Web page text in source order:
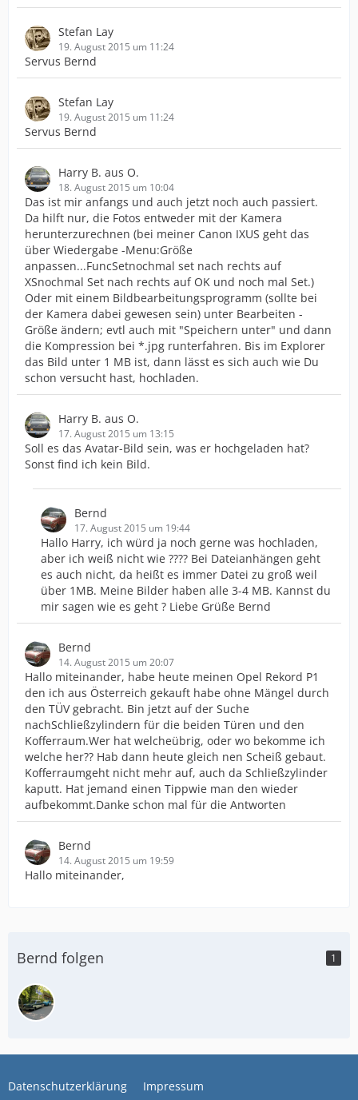
Stefan Lay
19. August 2015 um 11:24
Servus Bernd
Stefan Lay
19. August 2015 um 11:24
Servus Bernd
Harry B. aus O.
18. August 2015 um 10:04
Das ist mir anfangs und auch jetzt noch auch passiert.
Da hilft nur, die Fotos entweder mit der Kamera
herunterzurechnen (bei meiner Canon IXUS geht das
über Wiedergabe -Menu:Größe
anpassen...FuncSetnochmal set nach rechts auf
XSnochmal Set nach rechts auf OK und noch mal Set.)
Oder mit einem Bildbearbeitungsprogramm (sollte bei
der Kamera dabei gewesen sein) unter Bearbeiten -
Größe ändern; evtl auch mit "Speichern unter" und dann
die Kompression bei *.jpg runterfahren. Bis im Explorer
das Bild unter 1 MB ist, dann lässt es sich auch wie Du
schon versucht hast, hochladen.
Harry B. aus O.
17. August 2015 um 13:15
Soll es das Avatar-Bild sein, was er hochgeladen hat?
Sonst find ich kein Bild.
Bernd
17. August 2015 um 19:44
Hallo Harry, ich würd ja noch gerne was hochladen,
aber ich weiß nicht wie ???? Bei Dateianhängen geht
es auch nicht, da heißt es immer Datei zu groß weil
über 1MB. Meine Bilder haben alle 3-4 MB. Kannst du
mir sagen wie es geht ? Liebe Grüße Bernd
Bernd
14. August 2015 um 20:07
Hallo miteinander, habe heute meinen Opel Rekord P1
den ich aus Österreich gekauft habe ohne Mängel durch
den TÜV gebracht. Bin jetzt auf der Suche
nachSchließzylindern für die beiden Türen und den
Kofferraum.Wer hat welcheübrig, oder wo bekomme ich
welche her?? Hab dann heute gleich nen Scheiß gebaut.
Kofferraumgeht nicht mehr auf, auch da Schließzylinder
kaputt. Hat jemand einen Tippwie man den wieder
aufbekommt.Danke schon mal für die Antworten
Bernd
14. August 2015 um 19:59
Hallo miteinander,
Bernd folgen 1
Datenschutzerklärung Impressum